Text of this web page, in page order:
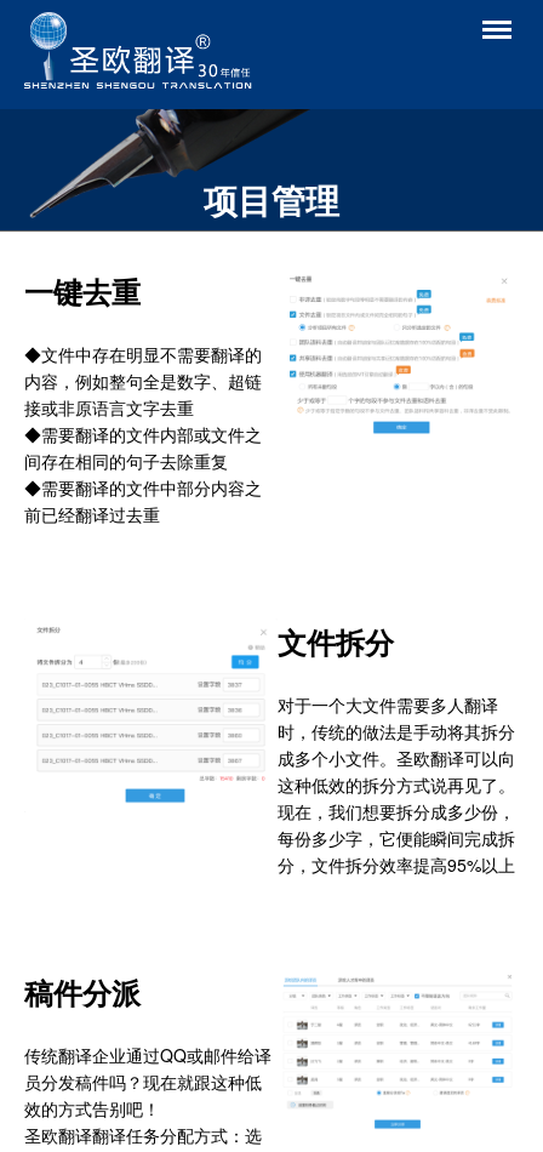
返回
项目管理
一键去重
◆文件中存在明显不需要翻译的
内容，例如整句全是数字、超链
接或非原语言文字去重
◆需要翻译的文件内部或文件之
间存在相同的句子去除重复
◆需要翻译的文件中部分内容之
前已经翻译过去重
文件拆分
对于一个大文件需要多人翻译
时，传统的做法是手动将其拆分
成多个小文件。圣欧翻译可以向
这种低效的拆分方式说再见了。
现在，我们想要拆分成多少份，
每份多少字，它便能瞬间完成拆
分，文件拆分效率提高95%以上
稿件分派
传统翻译企业通过QQ或邮件给译
员分发稿件吗？现在就跟这种低
效的方式告别吧！
圣欧翻译翻译任务分配方式：选